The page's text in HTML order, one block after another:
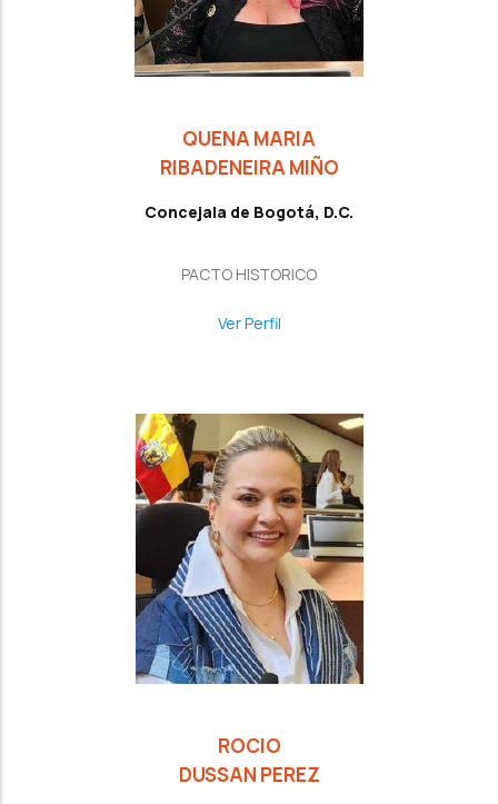
QUENA MARIA
RIBADENEIRA MIÑO
Concejala de Bogotá, D.C.
PACTO HISTORICO
Ver Perfil
ROCIO
DUSSAN PEREZ